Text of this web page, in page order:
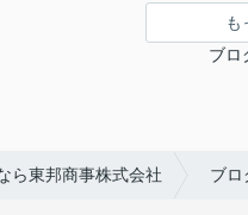
も
ブロ
ら東邦商事株式会社 ブロ